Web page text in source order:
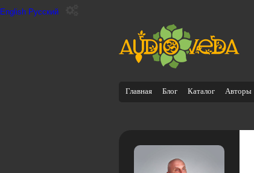
English Русский
Главная Блог Каталог Авторы